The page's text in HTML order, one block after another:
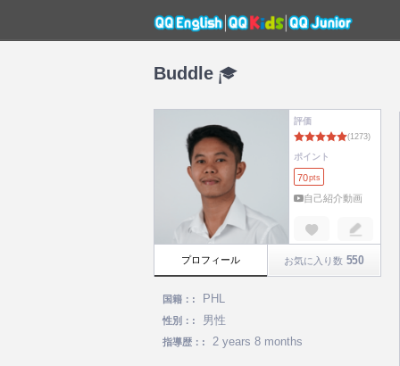
Buddle
評価
ポイント
70pts
自己紹介動画
プロフィール お気に入り数 550
国籍：: PHL
性別：: 男性
指導歴：: 2 years 8 months